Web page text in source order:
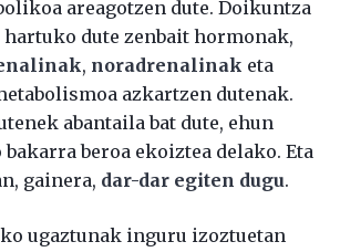
areagotzen dute. Doikuntza
dute zenbait hormonak,
, noradrenalinak eta
azkartzen dutenak.
abantaila bat dute, ehun
beroa ekoiztea delako. Eta
gainera, dar-dar egiten dugu.
ugaztunak inguru izoztuetan